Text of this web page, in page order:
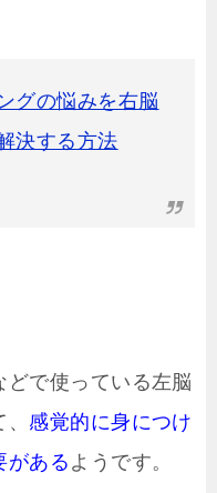
グの悩みを右脳
決する方法
で使っている左脳
感覚的に身につけ
があるようです。